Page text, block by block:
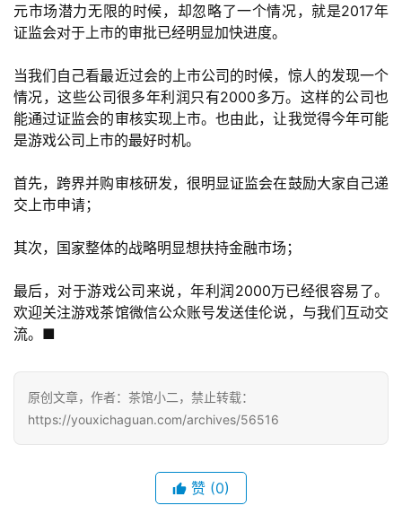
游
戏
界
手
游
戏
单
游
戏
游
戏
元市场潜力无限的时候，却忽略了一个情况，就是2017年
证监会对于上市的审批已经明显加快进度。
当我们自己看最近过会的上市公司的时候，惊人的发现一个
情况，这些公司很多年利润只有2000多万。这样的公司也
能通过证监会的审核实现上市。也由此，让我觉得今年可能
是游戏公司上市的最好时机。
首先，跨界并购审核研发，很明显证监会在鼓励大家自己递
交上市申请；
其次，国家整体的战略明显想扶持金融市场；
最后，对于游戏公司来说，年利润2000万已经很容易了。
欢迎关注游戏茶馆微信公众账号发送佳伦说，与我们互动交
流。■
原创文章，作者：茶馆小二，禁止转载：
https://youxichaguan.com/archives/56516
赞 (0)